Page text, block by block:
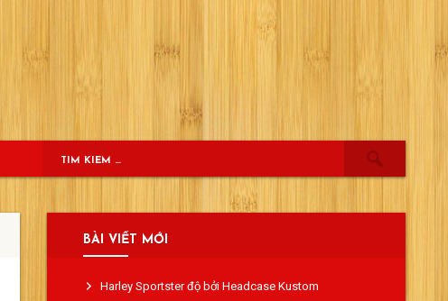
BÀI VIẾT MỚI
Harley Sportster độ bởi Headcase Kustom